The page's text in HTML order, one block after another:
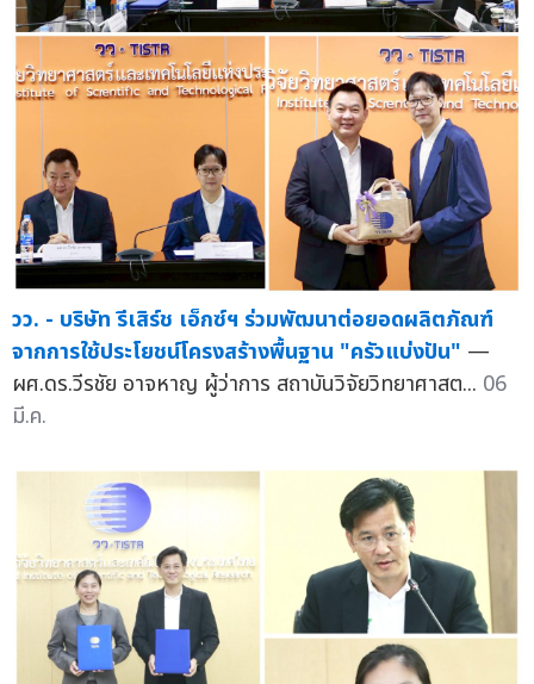
วว. - บริษัท รีเสิร์ช เอ็กซ์ฯ ร่วมพัฒนาต่อยอดผลิตภัณฑ์
จากการใช้ประโยชน์โครงสร้างพื้นฐาน "ครัวแบ่งปัน" —
ผศ.ดร.วีรชัย อาจหาญ ผู้ว่าการ สถาบันวิจัยวิทยาศาสต... 06
มี.ค.